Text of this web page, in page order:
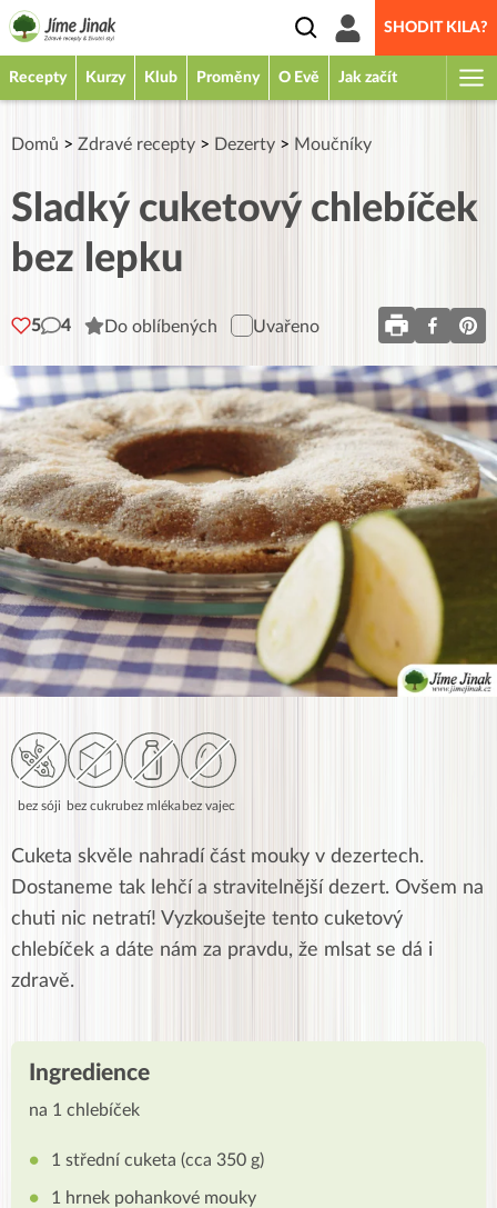
SHODIT KILA?
Recepty Kurzy Klub Proměny O Evě Jak začít
Domů > Zdravé recepty > Dezerty > Moučníky
Sladký cuketový chlebíček
bez lepku
5 4 Do oblíbených Uvařeno
bez sóji bez cukrubez mlékabez vajec
Cuketa skvěle nahradí část mouky v dezertech.
Dostaneme tak lehčí a stravitelnější dezert. Ovšem na
chuti nic netratí! Vyzkoušejte tento cuketový
chlebíček a dáte nám za pravdu, že mlsat se dá i
zdravě.
Ingredience
na 1 chlebíček
1 střední cuketa (cca 350 g)
1 hrnek pohankové mouky